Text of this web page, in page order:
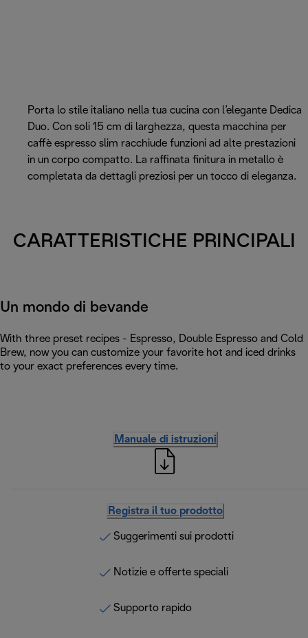
Porta lo stile italiano nella tua cucina con l’elegante Dedica
Duo. Con soli 15 cm di larghezza, questa macchina per
caffè espresso slim racchiude funzioni ad alte prestazioni
in un corpo compatto. La raffinata finitura in metallo è
completata da dettagli preziosi per un tocco di eleganza.
CARATTERISTICHE PRINCIPALI
Un mondo di bevande
With three preset recipes - Espresso, Double Espresso and Cold
Brew, now you can customize your favorite hot and iced drinks
to your exact preferences every time.
Manuale di istruzioni
Registra il tuo prodotto
Suggerimenti sui prodotti
Notizie e offerte speciali
Supporto rapido